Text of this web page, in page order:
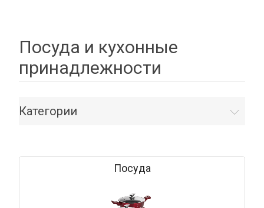
Посуда и кухонные
принадлежности
Категории
Посуда